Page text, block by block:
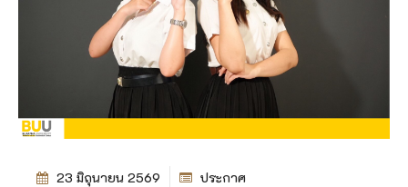
23 มิถุนายน 2569 ประกาศ